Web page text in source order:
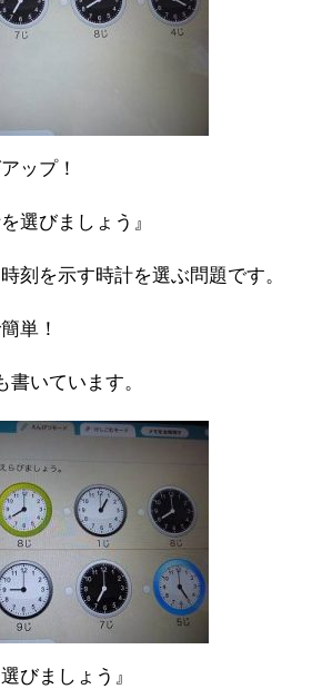
ップ！
選びましょう』
刻を示す時計を選ぶ問題です。
単！
いています。
びましょう』